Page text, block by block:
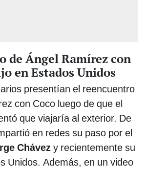
de Ángel Ramírez con
en Estados Unidos
presentían el reencuentro
con Coco luego de que el
que viajaría al exterior. De
en redes su paso por el
Chávez y recientemente su
Unidos. Además, en un video